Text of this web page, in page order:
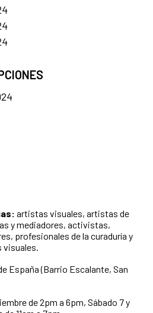
artistas visuales, artistas de
y mediadores, activistas,
profesionales de la curaduría y
España (Barrio Escalante, San
de 2pm a 6pm, Sábado 7 y